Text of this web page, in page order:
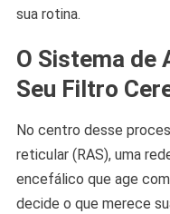
sua rotina.
O Sistema de
Seu Filtro
No centro desse
reticular (RAS), uma
encefálico que age
decide o que merece